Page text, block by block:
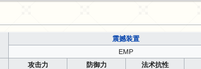
震撼装置
EMP
攻击力 防御力 法术抗性